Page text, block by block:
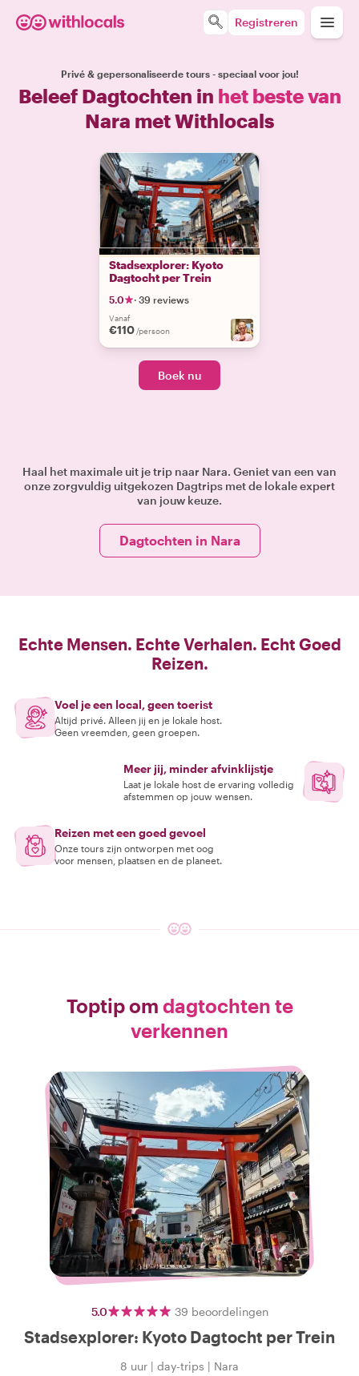
Registreren
Privé & gepersonaliseerde tours - speciaal voor jou!
Beleef Dagtochten in het beste van
Nara met Withlocals
Stadsexplorer: Kyoto
Dagtocht per Trein
5.0 · 39 reviews
Vanaf
€110 /persoon
Boek nu
Haal het maximale uit je trip naar Nara. Geniet van een van
onze zorgvuldig uitgekozen Dagtrips met de lokale expert
van jouw keuze.
Dagtochten in Nara
Echte Mensen. Echte Verhalen. Echt Goed
Reizen.
Voel je een local, geen toerist
Altijd privé. Alleen jij en je lokale host.
Geen vreemden, geen groepen.
Meer jij, minder afvinklijstje
Laat je lokale host de ervaring volledig
afstemmen op jouw wensen.
Reizen met een goed gevoel
Onze tours zijn ontworpen met oog
voor mensen, plaatsen en de planeet.
Toptip om dagtochten te
verkennen
5.0 39 beoordelingen
Stadsexplorer: Kyoto Dagtocht per Trein
8 uur | day-trips | Nara